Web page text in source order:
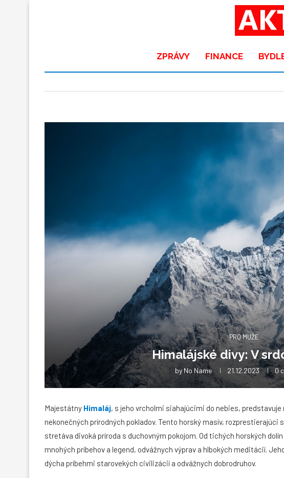
ZPRÁVY FINANCE
PRO MUŽE
Himalájské divy: V
by No Name 21.12.2023 0
Majestátny Himaláj, s jeho vrcholmi siahajúcimi do nebies,
nekonečných prírodných pokladov. Tento horský masív, rozprestierajúci
stretáva divoká príroda s duchovným pokojom. Od tichých horských
mnohých príbehov a legend, odvážnych výprav a hlbokých meditácií.
dýcha príbehmi starovekých civilizácií a odvážnych dobrodruhov.